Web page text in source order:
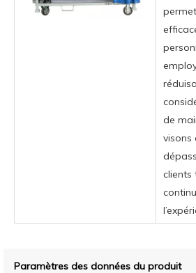
de
visons
clients
Paramètres des données du produit